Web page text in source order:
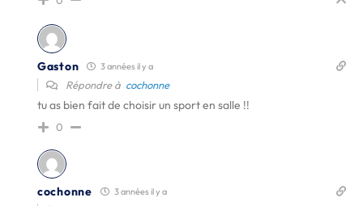
Gaston 3 années il y a
Répondre à cochonne
tu as bien fait de choisir un sport en salle !!
0
cochonne 3 années il y a